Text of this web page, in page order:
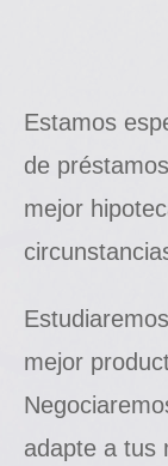
Estamos
de
mejor
mejor
adapte a tus